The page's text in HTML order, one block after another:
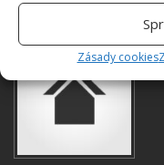
Zásady cookies